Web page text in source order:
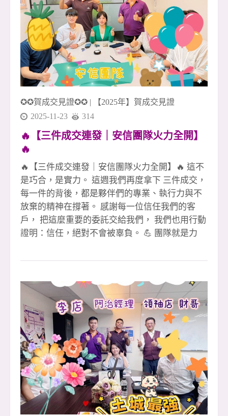
們，一起把 2024 的最後篇章寫得更精彩！✨
✪✪賀成交見證✪✪ |
【2025年】賀成交見證
2025-11-23
314
🔥【三件成交連發｜安信團隊火力全開】
🔥
🔥【三件成交連發｜安信團隊火力全開】🔥 這不
是巧合，是實力。 這週我們再度拿下 三件成交，
每一件的背後，都是夥伴們的專業、執行力與不
放棄的精神在撐著。 感謝每一位信任我們的客
戶， 把這麼重要的委託交給我們， 我們也用行動
證明：信任，絕對不會被辜負。 💪 團隊就是力
每一次成交，都是整個團隊一起補位、一起扛、
簽 👉 文治經理 🎉（本月第 3 簽） 👉 李店 🎉
（本月第 3 簽） 2️⃣ 簽 👉 淑惠 🎉 👉 晶伊 🎉 3️⃣
簽聯賣 👉 婉婷 &amp; 萍萍 🎉（重劃店） 👉 小
紅經理 🎉（本月第 2 簽） 🙏 特別感謝 ✔ 聯賣團
隊大家重劃店 黃店 共創佳績 ✔ 忠信協理、小潘
協理專業協助 ✔ 教部 文治經理 全力支援 ✔ 迦南
許代書 協辦完成流程 ✔ 每一位默默付出的安信夥
伴 🏆 112 年大家房屋全國雙料總冠軍 🏢 土城最
強住商大家八店百人聯賣團隊 ✨ 如果你也想 ✔ 改
變收入結